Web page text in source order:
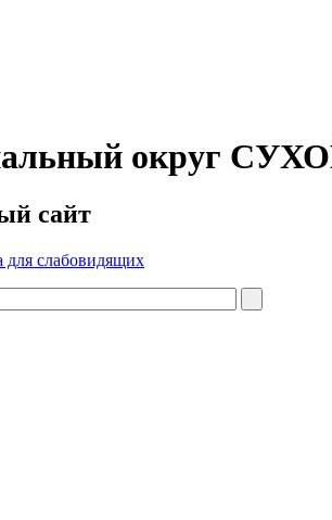
округ
сайт
для слабовидящих